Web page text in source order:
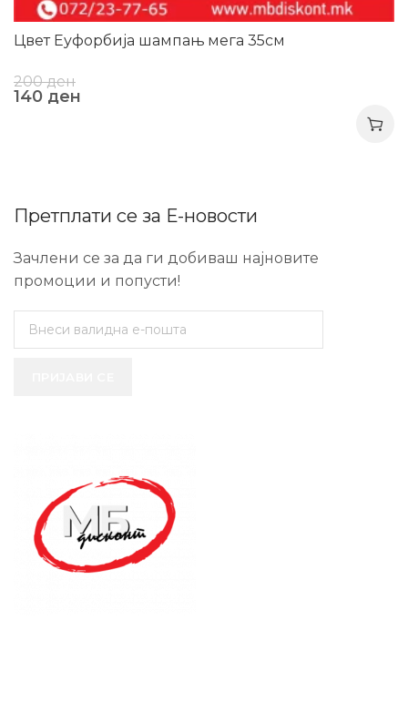
Цвет Еуфорбија шампањ мега 35см
200ден
140 ден
Претплати се за Е-новости
Зачлени се за да ги добиваш најновите
промоции и попусти!